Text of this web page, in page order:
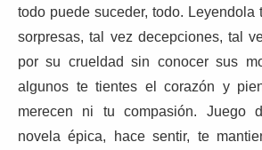
todo puede suceder, todo. Leyendola
sorpresas, tal vez decepciones, tal
por su crueldad sin conocer sus
algunos te tientes el corazón y
merecen ni tu compasión. Juego
novela épica, hace sentir, te